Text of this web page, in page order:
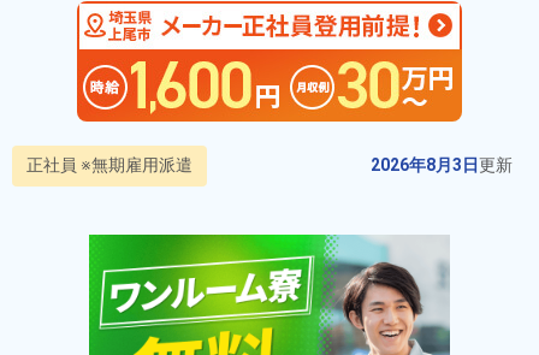
正社員 ※無期雇用派遣 2026年8月3日更新